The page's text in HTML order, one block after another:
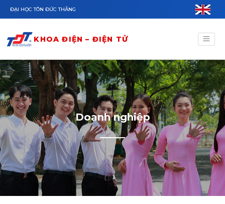
Nhảy đến nội dung
ĐẠI HỌC TÔN ĐỨC THẮNG
KHOA ĐIỆN – ĐIỆN TỬ
Doanh nghiệp